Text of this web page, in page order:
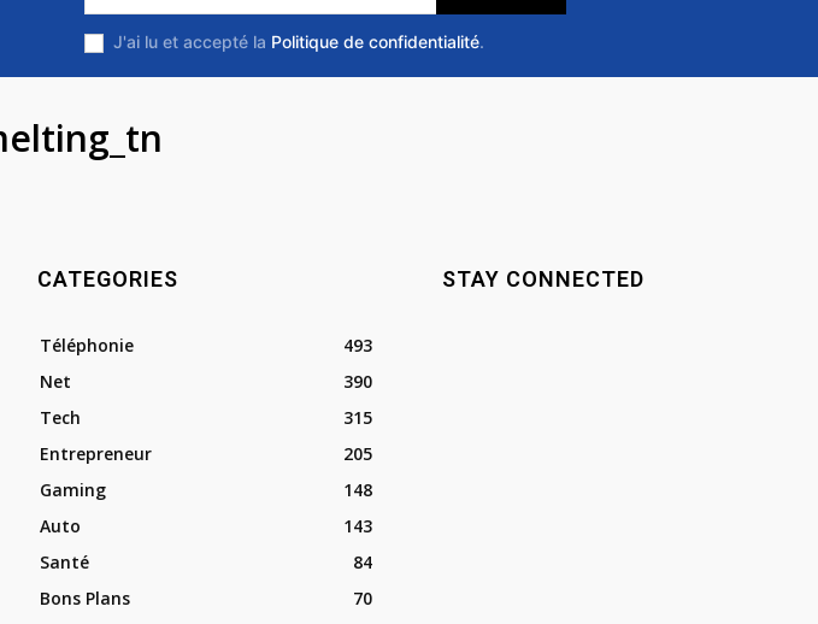
J'ai lu et accepté la Politique de confidentialité.
CATEGORIES
Téléphonie
493
Net
390
Tech
315
Entrepreneur
205
Gaming
148
Auto
143
Santé
84
Bons Plans
70
STAY CONNECTED